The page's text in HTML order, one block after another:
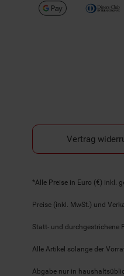
Vertrag
Fußnoten
*Alle Preise in Euro (€) inkl.
Preise (inkl. MwSt.) und
Statt- und durchgestrichene
Alle Artikel solange der
Abgabe nur in